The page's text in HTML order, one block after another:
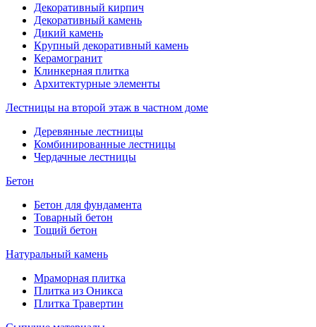
Декоративный кирпич
Декоративный камень
Дикий камень
Крупный декоративный камень
Керамогранит
Клинкерная плитка
Архитектурные элементы
Лестницы на второй этаж в частном доме
Деревянные лестницы
Комбинированные лестницы
Чердачные лестницы
Бетон
Бетон для фундамента
Товарный бетон
Тощий бетон
Натуральный камень
Мраморная плитка
Плитка из Оникса
Плитка Травертин